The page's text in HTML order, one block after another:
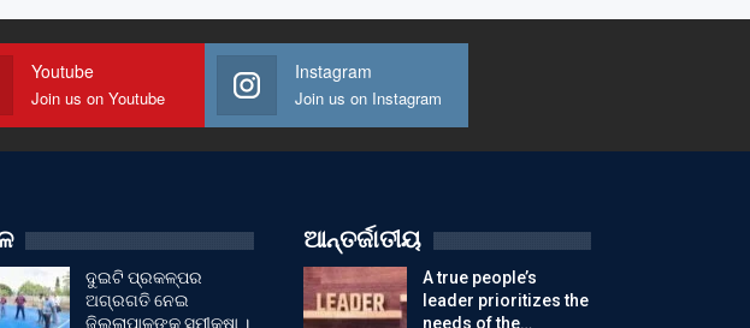
Youtube
Join us on Youtube
Instagram
Join us on Instagram
ଦୁଇଟି ପ୍ରକଳ୍ପର
ଅଗ୍ରଗତି ନେଇ
ଜିଲ୍ଲାପାଳଙ୍କ ସମୀକ୍ଷା ।
ଆନ୍ତର୍ଜାତୀୟ
A true people’s
leader prioritizes the
needs of the…